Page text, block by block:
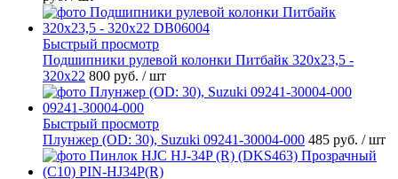
Быстрый просмотр
Подшипники рулевой колонки Питбайк 320x23,5 -
320x22 800 руб. / шт
Быстрый просмотр
Плунжер (OD: 30), Suzuki 09241-30004-000 485 руб. / шт